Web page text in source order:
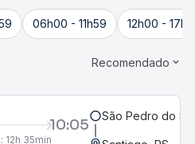
06h00 - 11h59 12h00 -
Recomendado
10:05
12h 35min
São Pedro do